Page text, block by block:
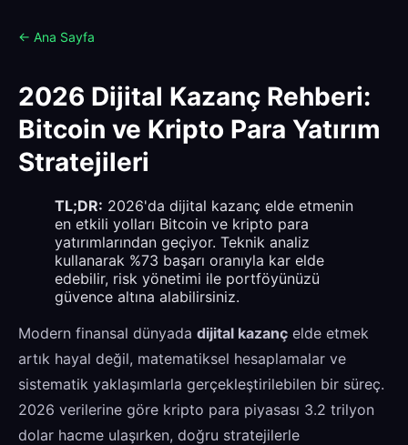
← Ana Sayfa
2026 Dijital Kazanç Rehberi:
Bitcoin ve Kripto Para Yatırım
Stratejileri
TL;DR: 2026'da dijital kazanç elde etmenin
en etkili yolları Bitcoin ve kripto para
yatırımlarından geçiyor. Teknik analiz
kullanarak %73 başarı oranıyla kar elde
edebilir, risk yönetimi ile portföyünüzü
güvence altına alabilirsiniz.
Modern finansal dünyada dijital kazanç elde etmek
artık hayal değil, matematiksel hesaplamalar ve
sistematik yaklaşımlarla gerçekleştirilebilen bir süreç.
2026 verilerine göre kripto para piyasası 3.2 trilyon
dolar hacme ulaşırken, doğru stratejilerle